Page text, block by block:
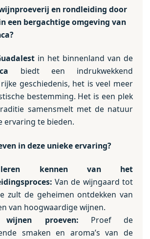
en rondleiding door
een bergachtige omgeving van
in het binnenland van de
biedt een indrukwekkend
geschiedenis, het is veel meer
bestemming. Het is een plek
samensmelt met de natuur
ervaring te bieden.
in deze unieke ervaring?
kennen van het
Van de wijngaard tot
zult de geheimen ontdekken van
van hoogwaardige wijnen.
wijnen proeven:Proef de
smaken en aroma’s van de